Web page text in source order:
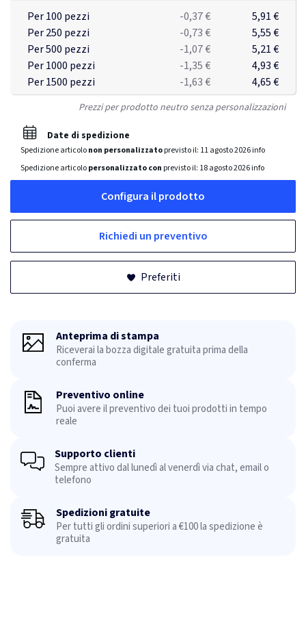
Per 100 pezzi -0,37 €
5,91 €
Per 250 pezzi
-0,73 €
5,55 €
Per 500 pezzi
-1,07 €
5,21 €
Per 1000 pezzi
-1,35 €
4,93 €
Per 1500 pezzi
-1,63 € 4,65 €
Prezzi per prodotto neutro senza personalizzazioni
Date di spedizione
Spedizione articolonon personalizzatoprevisto il: 11 agosto 2026info
Spedizione articolopersonalizzato con previsto il: 18 agosto 2026info
Configura il prodotto
Richiedi un preventivo
Preferiti
Anteprima di stampa
Riceverai la bozza digitale gratuita prima della
conferma
Preventivo online
Puoi avere il preventivo dei tuoi prodotti in tempo
reale
Supporto clienti
Sempre attivo dal lunedì al venerdì via chat, email o
telefono
Spedizioni gratuite
Per tutti gli ordini superiori a €100 la spedizione è
gratuita